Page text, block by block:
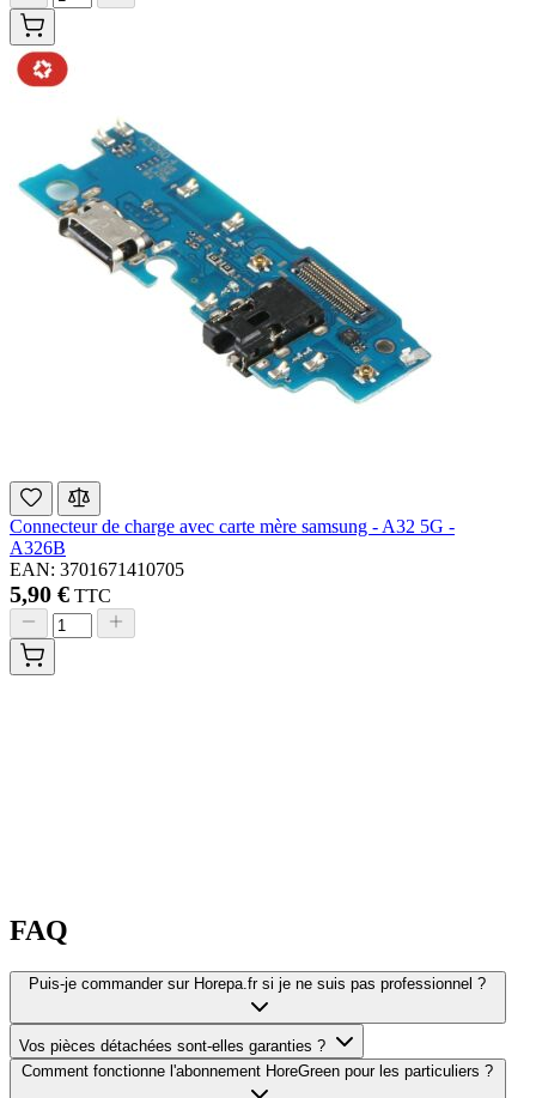
Connecteur de charge avec carte mère samsung - A32 5G -
A326B
EAN: 3701671410705
5,90 € TTC
FAQ
Puis-je commander sur Horepa.fr si je ne suis pas professionnel ?
Vos pièces détachées sont-elles garanties ?
Comment fonctionne l'abonnement HoreGreen pour les particuliers ?